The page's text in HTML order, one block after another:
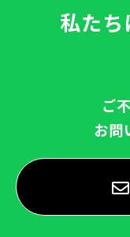
私た
ご
お問